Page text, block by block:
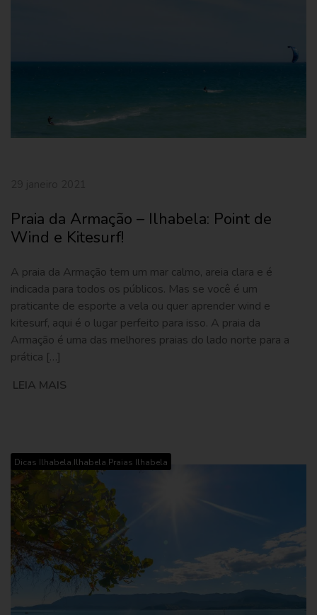
Praia da Armação – Ilhabela: Point de
Wind e Kitesurf!
A praia da Armação tem um mar calmo, areia clara e é
indicada para todos os públicos. Mas se você é um
praticante de esporte a vela ou quer aprender wind e
kitesurf, aqui é o lugar perfeito para isso. A praia da
Armação é uma das melhores praias do lado norte para a
prática […]
LEIA MAIS
Dicas Ilhabela Ilhabela Praias Ilhabela